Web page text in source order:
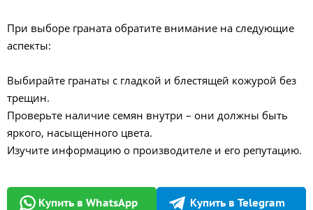
При выборе граната обратите внимание на следующие
аспекты:
Выбирайте гранаты с гладкой и блестящей кожурой без
трещин.
Проверьте наличие семян внутри – они должны быть
яркого, насыщенного цвета.
Изучите информацию о производителе и его репутацию.
Купить в WhatsApp Купить в Telegram